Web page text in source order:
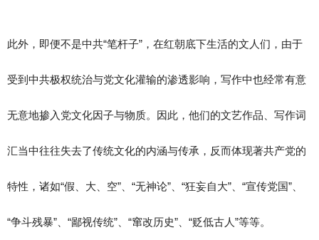
此外，即便不是中共“笔杆子”，在红朝底下生活的文人们，由于
受到中共极权统治与党文化灌输的渗透影响，写作中也经常有意
无意地掺入党文化因子与物质。因此，他们的文艺作品、写作词
汇当中往往失去了传统文化的内涵与传承，反而体现著共产党的
特性，诸如“假、大、空”、“无神论”、“狂妄自大”、“宣传党国”、
“争斗残暴”、“鄙视传统”、“窜改历史”、“贬低古人”等等。